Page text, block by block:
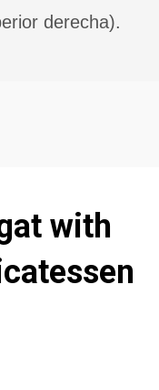
derecha).
with